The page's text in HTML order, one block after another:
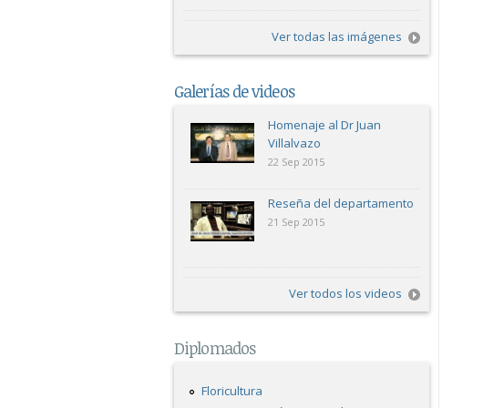
Ver todas las imágenes
Galerías de videos
Homenaje al Dr Juan
Villalvazo
22 Sep 2015
Reseña del departamento
21 Sep 2015
Ver todos los videos
Diplomados
Floricultura